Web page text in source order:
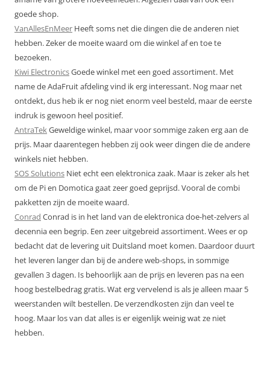
goede shop.
VanAllesEnMeer Heeft soms net die dingen die de anderen niet
hebben. Zeker de moeite waard om die winkel af en toe te
bezoeken.
Kiwi ElectronicsGoede winkel met een goed assortiment. Met
name de AdaFruit afdeling vind ik erg interessant. Nog maar net
ontdekt, dus heb ik er nog niet enorm veel besteld, maar de eerste
indruk is gewoon heel positief.
AntraTekGeweldige winkel, maar voor sommige zaken erg aan de
prijs. Maar daarentegen hebben zij ook weer dingen die de andere
winkels niet hebben.
SOS Solutions Niet echt een elektronica zaak. Maar is zeker als het
om de Pi en Domotica gaat zeer goed geprijsd. Vooral de combi
pakketten zijn de moeite waard.
Conrad Conrad is in het land van de elektronica doe-het-zelvers al
decennia een begrip. Een zeer uitgebreid assortiment. Wees er op
bedacht dat de levering uit Duitsland moet komen. Daardoor duurt
het leveren langer dan bij de andere web-shops, in sommige
gevallen 3 dagen. Is behoorlijk aan de prijs en leveren pas na een
hoog bestelbedrag gratis. Wat erg vervelend is als je alleen maar 5
weerstanden wilt bestellen. De verzendkosten zijn dan veel te
hoog. Maar los van dat alles is er eigenlijk weinig wat ze niet
hebben.